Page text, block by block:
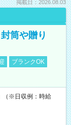
掲載日：2026.08.03
筒や贈り
ブランクOK
（※日収例：時給